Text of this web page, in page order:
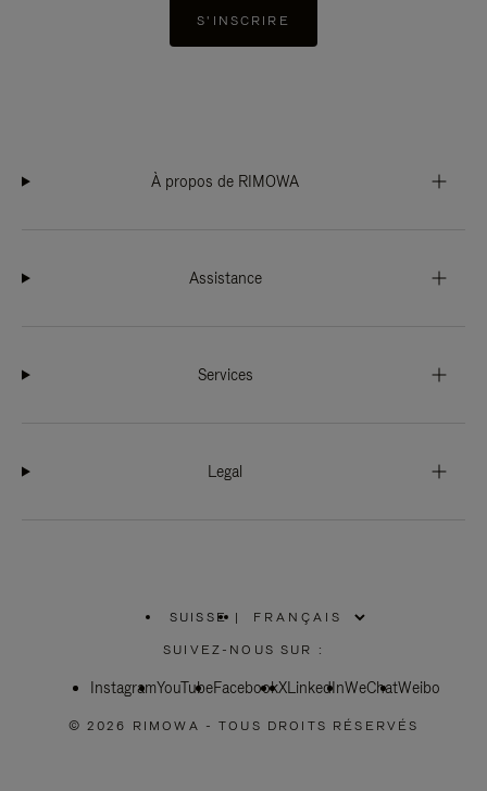
S'INSCRIRE
À propos de RIMOWA
Assistance
Services
Legal
SUISSE
SÉLECTIONNEZ
VOTRE
|
SUIVEZ-NOUS SUR :
InstagramYouTubeFacebookXLinkedInWeChatWeibo
© 2026 RIMOWA - TOUS DROITS RÉSERVÉS